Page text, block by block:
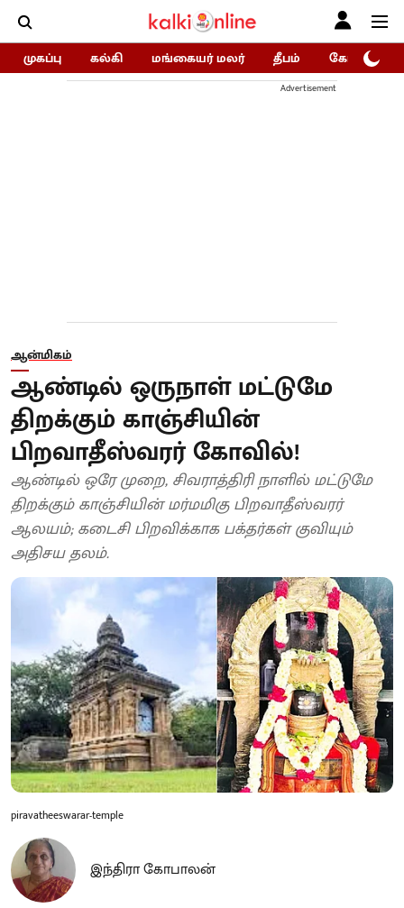
முகப்பு கல்கி மங்கையர் மலர் தீபம் கோகுலம்/
Advertisement
ஆன்மிகம்
ஆண்டில் ஒருநாள் மட்டுமே
திறக்கும் காஞ்சியின்
பிறவாதீஸ்வரர் கோவில்!
ஆண்டில் ஒரே முறை, சிவராத்திரி நாளில் மட்டுமே
திறக்கும் காஞ்சியின் மர்மமிகு பிறவாதீஸ்வரர்
ஆலயம்; கடைசி பிறவிக்காக பக்தர்கள் குவியும்
அதிசய தலம்.
piravatheeswarar-temple
இந்திரா கோபாலன்